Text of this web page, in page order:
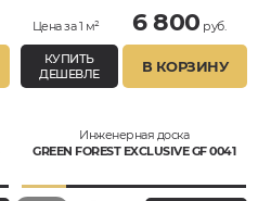
Цена за 1 м² 6 800 руб.
КУПИТЬ
ДЕШЕВЛЕ
В КОРЗИНУ
Инженерная доска
GREEN FOREST EXCLUSIVE GF 0041